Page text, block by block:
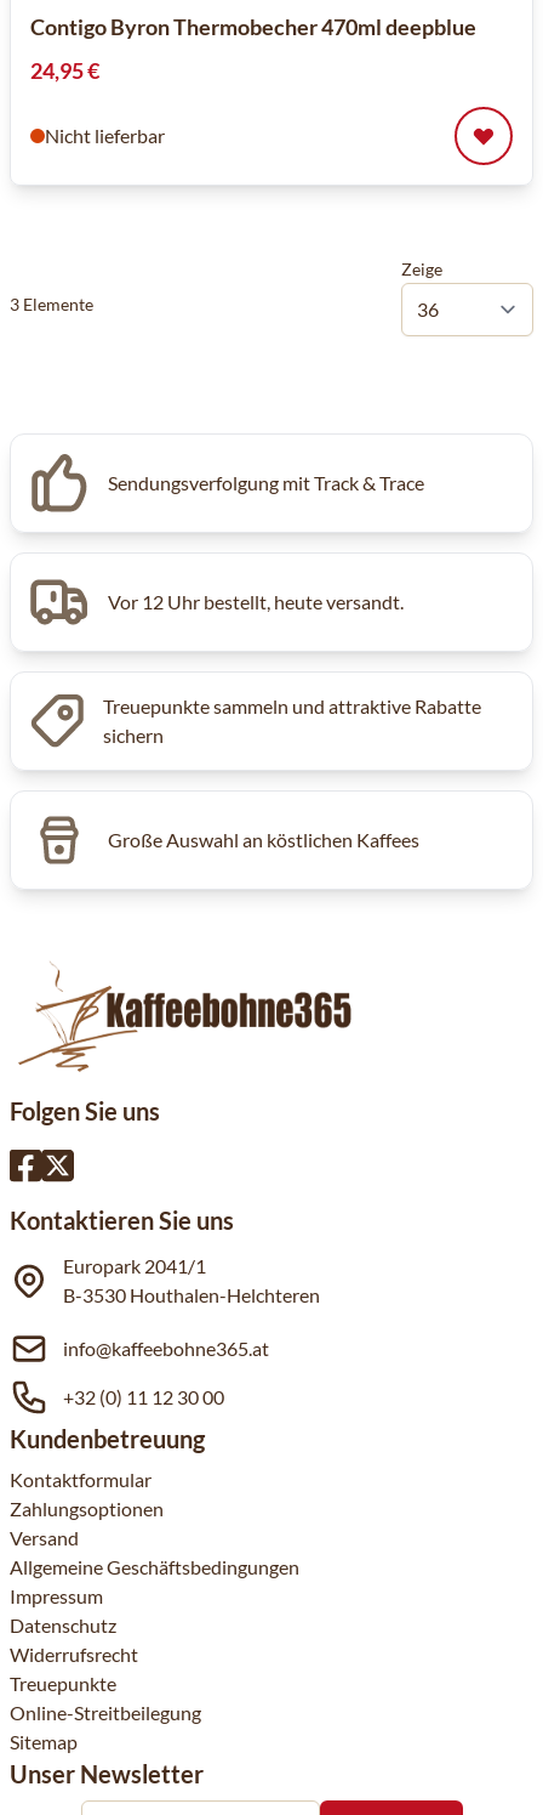
Contigo Byron Thermobecher 470ml deepblue
24,95 €
Nicht lieferbar
3 Elemente
Zeige
Sendungsverfolgung mit Track & Trace
Vor 12 Uhr bestellt, heute versandt.
Treuepunkte sammeln und attraktive Rabatte
sichern
Große Auswahl an köstlichen Kaffees
Folgen Sie uns
Kontaktieren Sie uns
Europark 2041/1
B-3530 Houthalen-Helchteren
info@kaffeebohne365.at
+32 (0) 11 12 30 00
Kundenbetreuung
Kontaktformular
Zahlungsoptionen
Versand
Allgemeine Geschäftsbedingungen
Impressum
Datenschutz
Widerrufsrecht
Treuepunkte
Online-Streitbeilegung
Sitemap
Unser Newsletter